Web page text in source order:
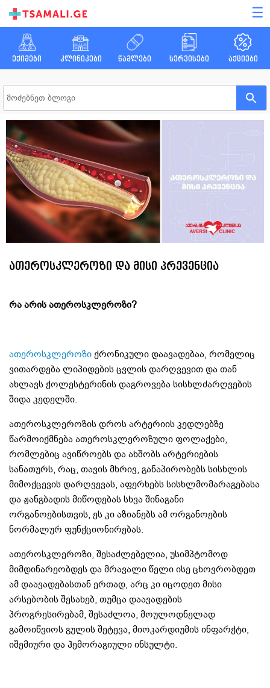
☰
ექიმები კლინიკები წამლები სერვისები აქციები
ათეროსკლეროზი და მისი პრევენცია
რა არის ათეროსკლეროზი?
ათეროსკლეროზი ქრონიკული დაავადებაა, რომელიც
ვითარდება ლიპიდების ცვლის დარღვევით და თან
ახლავს ქოლესტერინის დაგროვება სისხლძარღვების
შიდა კედელში.
ათეროსკლეროზის დროს არტერიის კედლებზე
წარმოიქმნება ათეროსკლეროზული ფოლაქები,
რომლებიც ავიწროებს და ახშობს არტერიების
სანათურს, რაც, თავის მხრივ, განაპირობებს სისხლის
მიმოქცევის დარღვევას, აფერხებს სისხლმომარაგებასა
და ჟანგბადის მიწოდებას სხვა შინაგანი
ორგანოებისთვის, ეს კი აზიანებს ამ ორგანოების
ნორმალურ ფუნქციონირებას.
ათეროსკლეროზი, შესაძლებელია, უსიმპტომოდ
მიმდინარეობდეს და მრავალი წელი ისე ცხოვრობდეთ
ამ დაავადებასთან ერთად, არც კი იცოდეთ მისი
არსებობის შესახებ, თუმცა დაავადების
პროგრესირებამ, შესაძლოა, მოულოდნელად
გამოიწვიოს გულის შეტევა, მიოკარდიუმის ინფარქტი,
იშემიური და ჰემორაგიული ინსულტი.